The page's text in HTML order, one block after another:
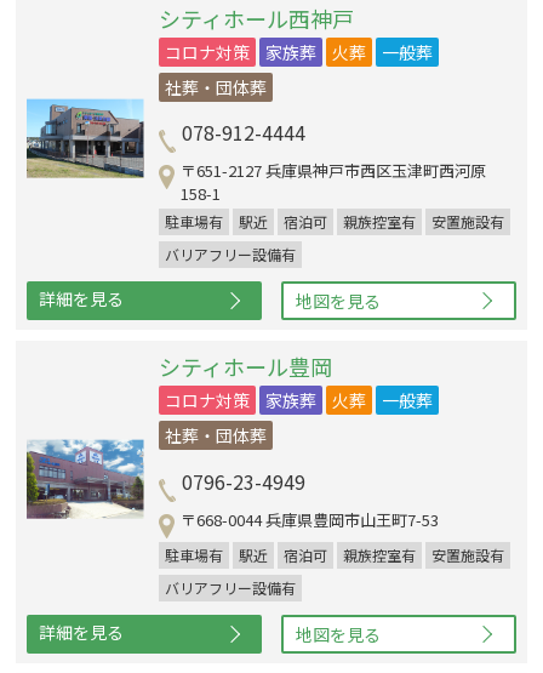
シティホール西神戸
コロナ対策 家族葬 火葬
一般葬
社葬・団体葬
078-912-4444
〒651-2127 兵庫県神戸市西区玉津町西河原
158-1
駐車場有 駅近 宿泊可 親族控室有
安置施設有
バリアフリー設備有
詳細を見る 地図を見る
シティホール豊岡
コロナ対策 家族葬 火葬
一般葬
社葬・団体葬
0796-23-4949
〒668-0044 兵庫県豊岡市山王町7-53
駐車場有 駅近 宿泊可 親族控室有
安置施設有
バリアフリー設備有
詳細を見る 地図を見る